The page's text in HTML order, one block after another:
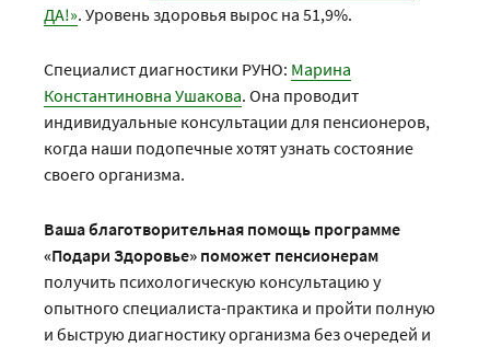
ДА!». Уровень здоровья вырос на 51,9%.
Специалист диагностики РУНО: Марина
Константиновна Ушакова. Она проводит
индивидуальные консультации для пенсионеров,
когда наши подопечные хотят узнать состояние
своего организма.
Ваша благотворительная помощь программе
«Подари Здоровье» поможет пенсионерам
получить психологическую консультацию у
опытного специалиста-практика и пройти полную
и быструю диагностику организма без очередей и